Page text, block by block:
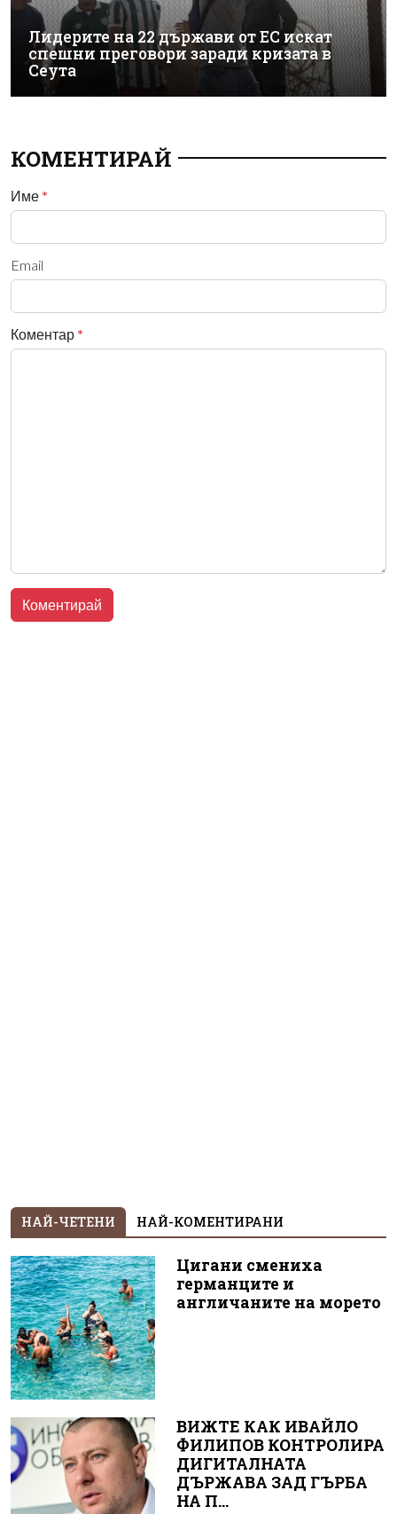
Лидерите на 22 държави от ЕС искат
спешни преговори заради кризата в
Сеута
КОМЕНТИРАЙ
Име *
Email
Коментар *
НАЙ-ЧЕТЕНИ НАЙ-КОМЕНТИРАНИ
Цигани смениха
германците и
англичаните на морето
ВИЖТЕ КАК ИВАЙЛО
ФИЛИПОВ КОНТРОЛИРА
ДИГИТАЛНАТА
ДЪРЖАВА ЗАД ГЪРБА
НА П...